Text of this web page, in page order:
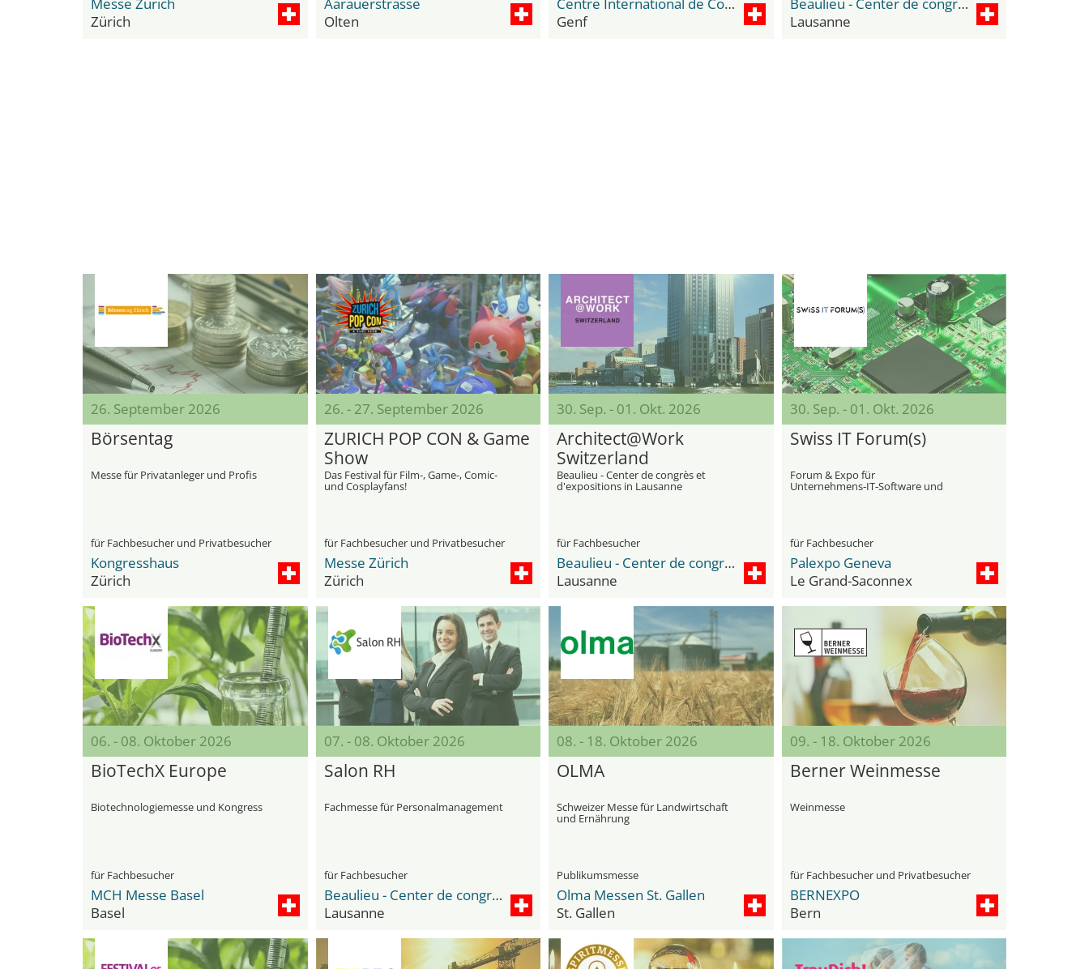
Zürich
Olten
Genf
Lausanne
26. September 2026
Börsentag
Messe für Privatanleger und Profis
für Fachbesucher und Privatbesucher
Kongresshaus
Zürich
26. - 27. September 2026
ZURICH POP CON & Game
Show
Das Festival für Film-, Game-, Comic-
und Cosplayfans!
für Fachbesucher und Privatbesucher
Messe Zürich
Zürich
30. Sep. - 01. Okt. 2026
Architect@Work
Switzerland
Beaulieu - Center de congrès et
d'expositions in Lausanne
für Fachbesucher
Beaulieu - Center de congrès et d'expositions
Lausanne
30. Sep. - 01. Okt. 2026
Swiss IT Forum(s)
Forum & Expo für
Unternehmens‑IT‑Software und
für Fachbesucher
Palexpo Geneva
Le Grand-Saconnex
06. - 08. Oktober 2026
BioTechX Europe
Biotechnologiemesse und Kongress
für Fachbesucher
MCH Messe Basel
Basel
07. - 08. Oktober 2026
Salon RH
Fachmesse für Personalmanagement
für Fachbesucher
Beaulieu - Center de congrès et d'expositions
Lausanne
08. - 18. Oktober 2026
OLMA
Schweizer Messe für Landwirtschaft
und Ernährung
Publikumsmesse
Olma Messen St. Gallen
St. Gallen
09. - 18. Oktober 2026
Berner Weinmesse
Weinmesse
für Fachbesucher und Privatbesucher
BERNEXPO
Bern